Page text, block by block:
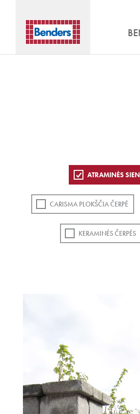
ATRAMINĖS
CARISMA PLOKŠČIA ČERPĖ
KERAMINĖS ČERPĖS